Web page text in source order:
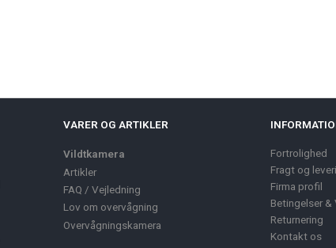
VARER OG ARTIKLER
Vildtkamera
Artikler
FAQ / Vejledning
Lov om overvågning
Overvågningskamera
Fortrolighed
Fragt og
Firma profil
Betingelser &
Returnering
Kontakt os